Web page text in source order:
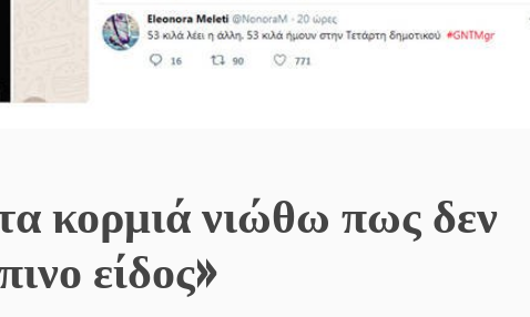
κορμιά νιώθω πως δεν
είδος»